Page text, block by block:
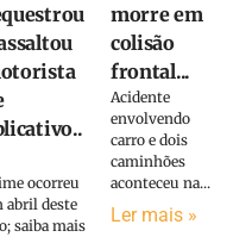
ocorreu
abril deste
saiba mais
morre em
colisão
frontal...
Acidente
envolvendo
carro e dois
caminhões
aconteceu na...
Ler mais »